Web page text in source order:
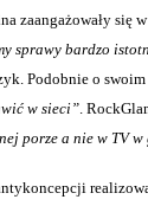
zaangażowały się
sprawy bardzo
Podobnie o
w sieci” .
porze a nie w TV